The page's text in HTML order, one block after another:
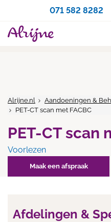
071 582 8282
Alrijne.nl Aandoeningen &
PET-CT scan met FACBC
PET-CT scan
Voorlezen
Maak een afspraak
Afdelingen &